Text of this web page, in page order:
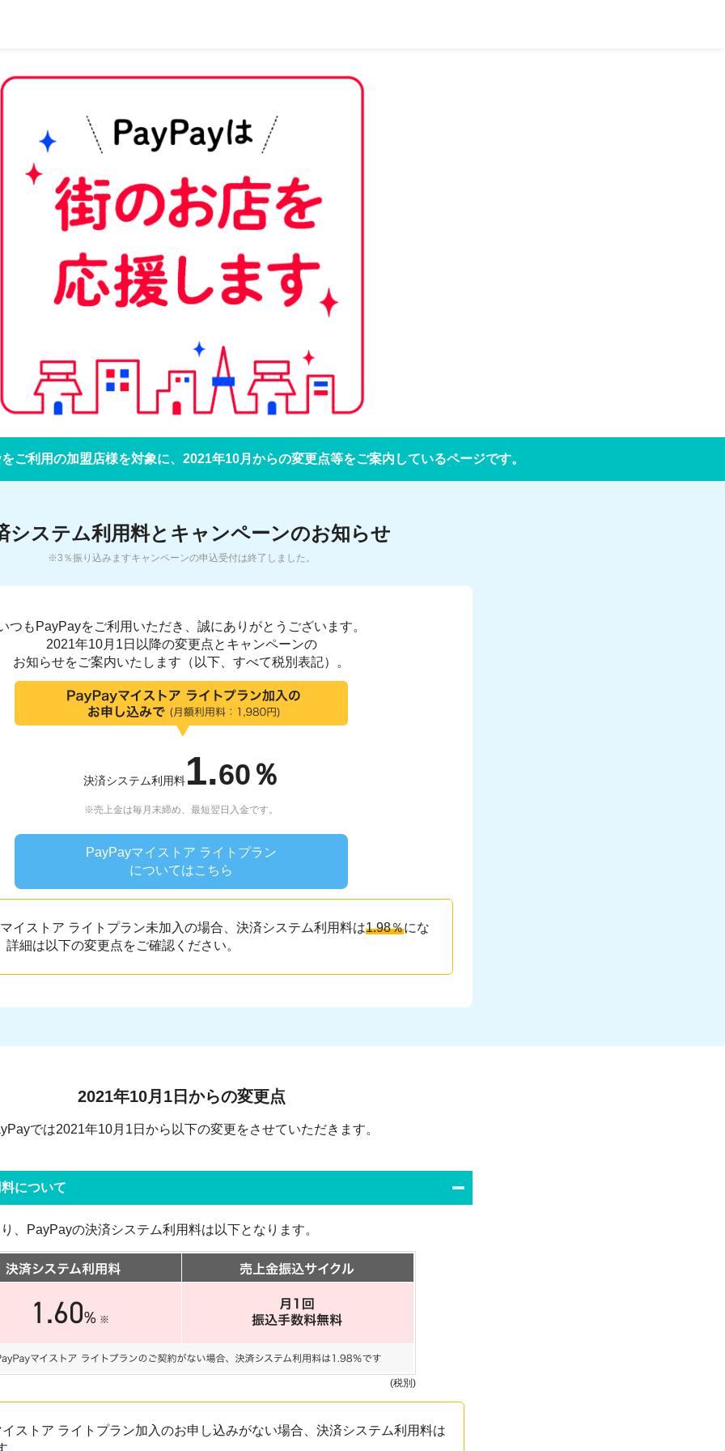
ご利用の加盟店様を対象に、2021年10月からの変更点等をご案内しているページです。
システム利用料と キャンペーンのお知らせ
※3％振り込みますキャンペーンの申込受付は終了しました。
つもPayPayをご利用いただき、誠にありがとうございます。
2021年10月1日以降の変更点とキャンペーンの
お知らせをご案内いたします（以下、すべて税別表記）。
決済システム利用料1.60％
※売上金は毎月末締め、最短翌日入金です。
PayPayマイストア ライトプラン
についてはこちら
イストア ライトプラン未加入の場合、決済システム利用料は1.98％にな
詳細は以下の変更点をご確認ください。
2021年10月1日からの変更点
では2021年10月1日から以下の変更をさせていただきます。
について
、PayPayの決済システム利用料は以下となります。
(税別)
ストア ライトプラン加入のお申し込みがない場合、決済システム利用料は